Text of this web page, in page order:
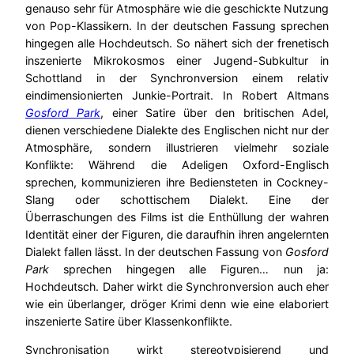
genauso sehr für Atmosphäre wie die geschickte Nutzung
von Pop-Klassikern. In der deutschen Fassung sprechen
hingegen alle Hochdeutsch. So nähert sich der frenetisch
inszenierte Mikrokosmos einer Jugend-Subkultur in
Schottland in der Synchronversion einem relativ
eindimensionierten Junkie-Portrait. In Robert Altmans
Gosford Park, einer Satire über den britischen Adel,
dienen verschiedene Dialekte des Englischen nicht nur der
Atmosphäre, sondern illustrieren vielmehr soziale
Konflikte: Während die Adeligen Oxford-Englisch
sprechen, kommunizieren ihre Bediensteten in Cockney-
Slang oder schottischem Dialekt. Eine der
Überraschungen des Films ist die Enthüllung der wahren
Identität einer der Figuren, die daraufhin ihren angelernten
Dialekt fallen lässt. In der deutschen Fassung von Gosford
Park sprechen hingegen alle Figuren… nun ja:
Hochdeutsch. Daher wirkt die Synchronversion auch eher
wie ein überlanger, dröger Krimi denn wie eine elaboriert
inszenierte Satire über Klassenkonflikte.
Synchronisation wirkt stereotypisierend und